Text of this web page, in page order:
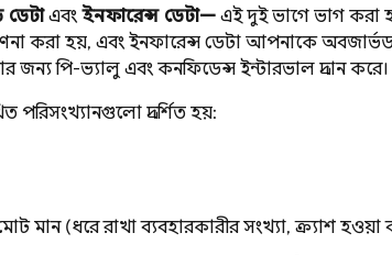
এবং ইনফারেন্স ডেটা— এই দুই ভাগে ভাগ করা
করা হয়, এবং ইনফারেন্স ডেটা আপনাকে
জন্য পি-ভ্যালু এবং কনফিডেন্স ইন্টারভাল প্রদান করে।
পরিসংখ্যানগুলো প্রদর্শিত হয়:
মান (ধরে রাখা ব্যবহারকারীর সংখ্যা, ক্র্যাশ